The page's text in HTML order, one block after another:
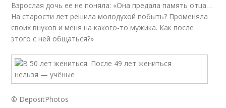
Взрослая дочь ее не поняла: «Она предала память отца…
На старости лет решила молодухой побыть? Променяла
своих внуков и меня на какого-то мужика. Как после
этого с ней общаться?»
© DepositPhotos